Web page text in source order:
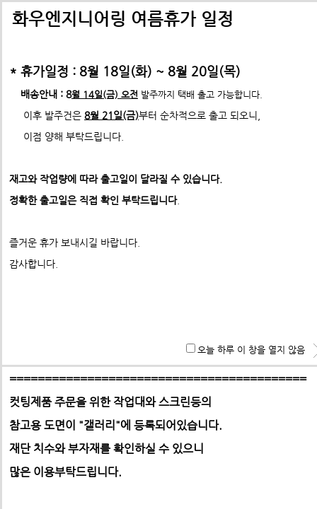
배송비관련 공지사항
*택배사 요청에 따라 선불,착불 동시에 진행이 불가하게 되었습
-수정전 : 주문시 배송비(6,000원) 선불 결제
제품의 수량,무게,길이에 따라 추가요금은 착불진
- 수정후 : 주문시 배송비(0원)
* 주문결제 단계에서 다시한번 문구 확인하시고
-> 택배요금은 택배사에서 픽업 후 결정합니다.
택배배송관련 공지사항(*필독)
*프로파일 절단길이 2700mm이상 택배발송 불가
* 프로파일 절단길이 2700mm 이상은각 지역 도착영업소에
따라배송이 불가할수도 있습니다. 주문시 참고 부탁드립니다.
ex) 자가수령 및 화물택배,화물차(운임고객부담) 배송가능
==========================================
컷팅제품 주문을 위한 작업대와 스크린등의
참고용 도면이 "갤러리"에 등록되어있습니다.
재단 치수와 부자재를 확인하실 수 있으니
많은 이용부탁드립니다.
화우엔지니어링 여름휴가 일정
* 휴가일정 : 8월 18일(화) ~ 8월 20일(목)
배송안내 : 8월 14일(금) 오전 발주까지 택배 출고 가능합니다.
이후 발주건은 8월 21일(금)부터 순차적으로 출고 되오니,
이점 양해 부탁드립니다.
재고와 작업량에 따라 출고일이 달라질 수 있습니다.
정확한 출고일은 직접 확인 부탁드립니다.
즐거운 휴가 보내시길 바랍니다.
감사합니다.
오늘 하루 이 창을 열지 않음
표준형 프로파일 및 부품
ABN프로파일 20시리즈
ABN프로파일 30시리즈
ABN프로파일 30시리즈부품
ABL프로파일 30시리즈부품
ABL프로파일 40시리즈
ABL프로파일 40시리즈부품
ㄱ자앵글 및 덕트
가공비(프로파일 및 판재)
5T